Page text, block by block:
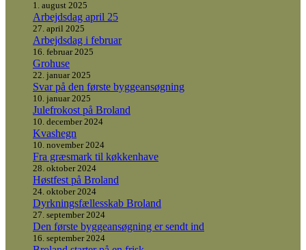
1. august 2025
Arbejdsdag april 25
27. april 2025
Arbejdsdag i februar
16. februar 2025
Grohuse
22. januar 2025
Svar på den første byggeansøgning
10. januar 2025
Julefrokost på Broland
10. december 2024
Kvashegn
10. november 2024
Fra græsmark til køkkenhave
28. oktober 2024
Høstfest på Broland
24. oktober 2024
Dyrkningsfællesskab Broland
27. september 2024
Den første byggeansøgning er sendt ind
16. september 2024